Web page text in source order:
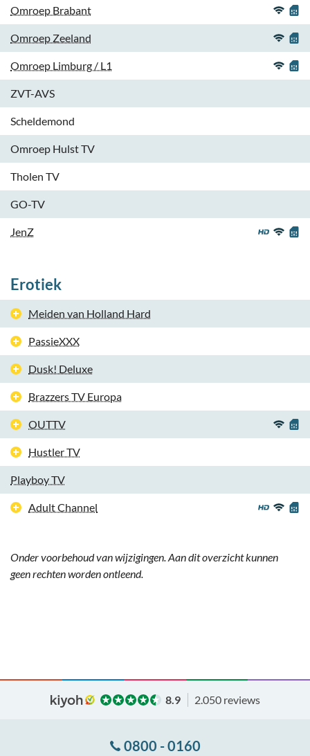
Omroep Brabant
Omroep Zeeland
Omroep Limburg / L1
ZVT-AVS
Scheldemond
Omroep Hulst TV
Tholen TV
GO-TV
JenZ
Erotiek
Meiden van Holland Hard
PassieXXX
Dusk! Deluxe
Brazzers TV Europa
OUTTV
Hustler TV
Playboy TV
Adult Channel
Onder voorbehoud van wijzigingen. Aan dit overzicht kunnen
geen rechten worden ontleend.
8.9 2.050 reviews
0800 - 0160